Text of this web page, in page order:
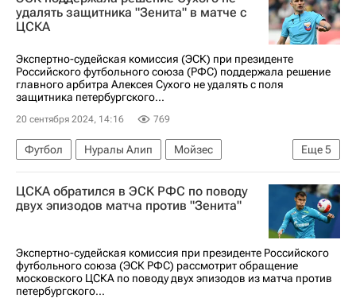
РПЛ 2026-2027 (Чемпионат России по футболу)
удалять защитника "Зенита" в матче с
ЦСКА
Экспертно-судейская комиссия (ЭСК) при президенте
Российского футбольного союза (РФС) поддержала решение
главного арбитра Алексея Сухого не удалять с поля
защитника петербургского...
20 сентября 2024, 14:16 769
Еще5
Футбол Нуралы Алип
Мойзес
Алексей Сухой
Российский футбольный союз (РФС)
РПЛ 2026-2027 (Чемпионат России по футболу)
ЦСКА обратился в ЭСК РФС по поводу
двух эпизодов матча против "Зенита"
Экспертно-судейская комиссия при президенте Российского
футбольного союза (ЭСК РФС) рассмотрит обращение
московского ЦСКА по поводу двух эпизодов из матча против
петербургского...